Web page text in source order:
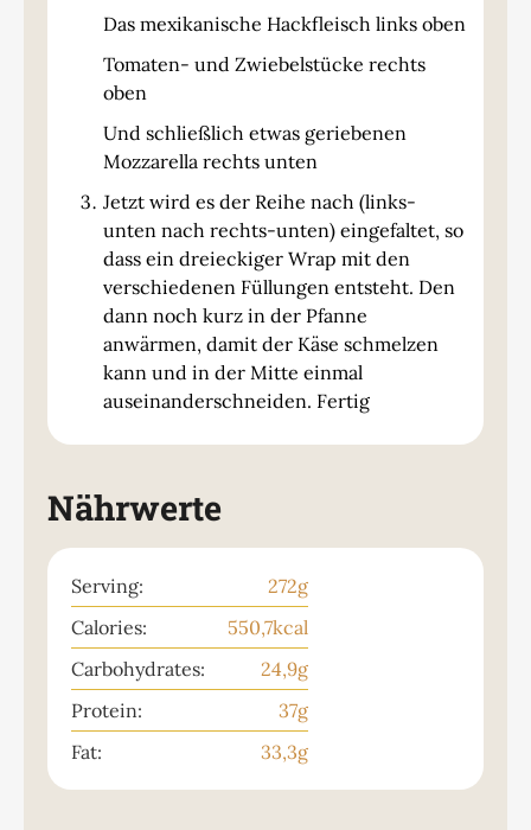
Das mexikanische Hackfleisch links oben
Tomaten- und Zwiebelstücke rechts
oben
Und schließlich etwas geriebenen
Mozzarella rechts unten
Jetzt wird es der Reihe nach (links-
unten nach rechts-unten) eingefaltet, so
dass ein dreieckiger Wrap mit den
verschiedenen Füllungen entsteht. Den
dann noch kurz in der Pfanne
anwärmen, damit der Käse schmelzen
kann und in der Mitte einmal
auseinanderschneiden. Fertig
Nährwerte
Serving: 272g
Calories:
550,7kcal
Carbohydrates:
24,9g
Protein:
37g
Fat:
33,3g